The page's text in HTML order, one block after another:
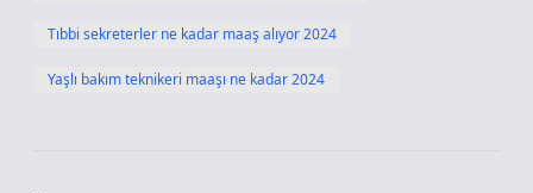
Tıbbi sekreterler ne kadar maaş alıyor 2024
Yaşlı bakım teknikeri maaşı ne kadar 2024